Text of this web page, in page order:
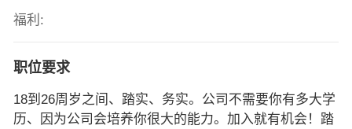
福利:
职位要求
18到26周岁之间、踏实、务实。公司不需要你有多大学
历、因为公司会培养你很大的能力。加入就有机会！踏